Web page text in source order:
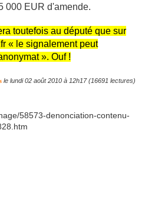
000 EUR d'amende.
toutefois au député que sur
« le signalement peut
». Ouf !
le lundi 02 août 2010 à 12h17 (16691 lectures)
58573-denonciation-contenu-